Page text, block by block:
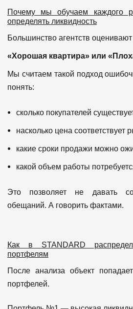
Почему мы обучаем каждого
определять ликвидность
Большинство агентств
«Хорошая квартира» или
Мы считаем такой подход
понять:
сколько покупателей
насколько цена соответствует
какие сроки продажи можно
какой объем работы
Это позволяет не давать
обещаний. А говорить фактами.
Как в STANDARD
портфелям
После анализа объект
портфелей.